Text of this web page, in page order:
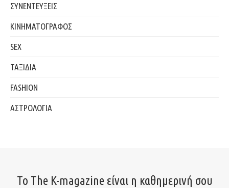
ΣΥΝΕΝΤΕΥΞΕΙΣ
ΚΙΝΗΜΑΤΟΓΡΑΦΟΣ
SEX
ΤΑΞΙΔΙΑ
FASHION
ΑΣΤΡΟΛΟΓΙΑ
Το The K-magazine είναι η καθημερινή σου